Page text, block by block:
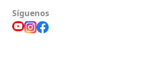
Síguenos